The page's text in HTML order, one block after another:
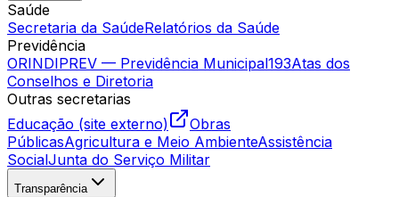
Saúde
Secretaria da SaúdeRelatórios da Saúde
Previdência
ORINDIPREV — Previdência Municipal193Atas dos
Conselhos e Diretoria
Outras secretarias
Educação (site externo)
Obras
PúblicasAgricultura e Meio AmbienteAssistência
SocialJunta do Serviço Militar
Transparência